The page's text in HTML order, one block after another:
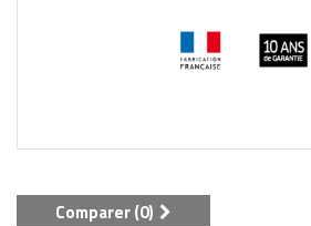
Comparer (0)